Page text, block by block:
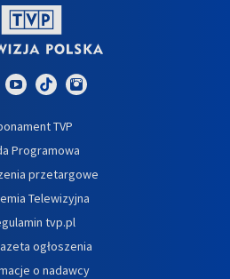
TVP
Programowa
przetargowe
Telewizyjna
tvp.pl
ogłoszenia
o nadawcy